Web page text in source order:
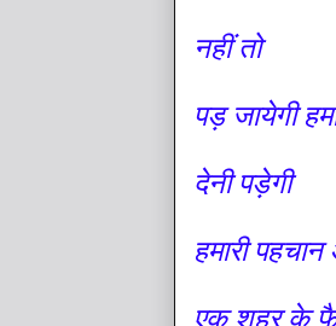
नहीं तो
पड़ जायेगी
देनी पड़ेगी
हमारी
एक शहर के